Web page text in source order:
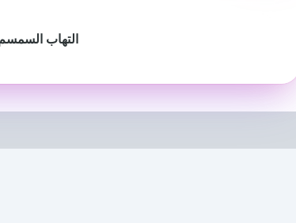
التهاب